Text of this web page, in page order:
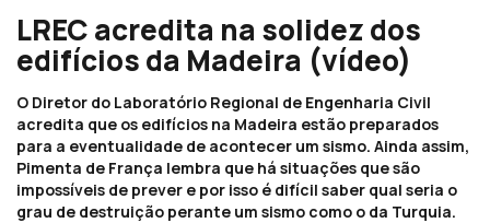
LREC acredita na solidez dos
edifícios da Madeira (vídeo)
O Diretor do Laboratório Regional de Engenharia Civil
acredita que os edifícios na Madeira estão preparados
para a eventualidade de acontecer um sismo. Ainda assim,
Pimenta de França lembra que há situações que são
impossíveis de prever e por isso é difícil saber qual seria o
grau de destruição perante um sismo como o da Turquia.